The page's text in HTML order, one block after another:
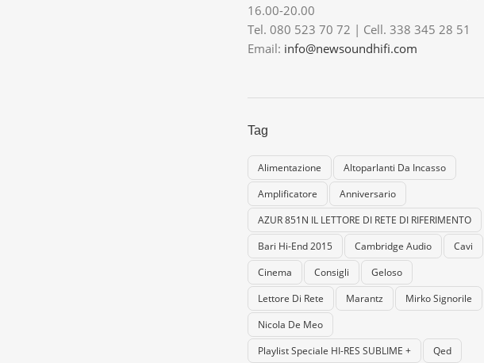
16.00-20.00
Tel. 080 523 70 72 | Cell. 338 345 28 51
Email: info@newsoundhifi.com
Tag
Alimentazione
Altoparlanti Da Incasso
Amplificatore
Anniversario
AZUR 851N IL LETTORE DI RETE DI RIFERIMENTO
Bari Hi-End 2015
Cambridge Audio
Cavi
Cinema
Consigli
Geloso
Lettore Di Rete
Marantz
Mirko Signorile
Nicola De Meo
Playlist Speciale HI-RES SUBLIME +
Qed